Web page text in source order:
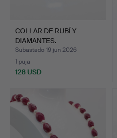
COLLAR DE RUBÍ Y
DIAMANTES.
Subastado 19 jun 2026
1 puja
128 USD